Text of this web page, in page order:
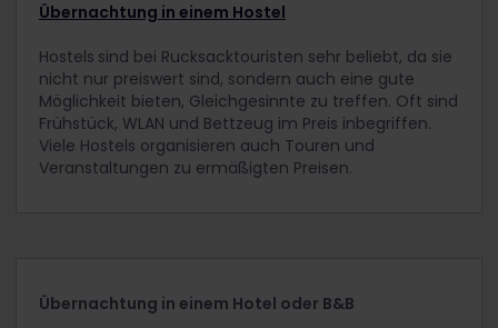
Übernachtung in einem Hostel
Hostels sind bei Rucksacktouristen sehr beliebt, da sie
nicht nur preiswert sind, sondern auch eine gute
Möglichkeit bieten, Gleichgesinnte zu treffen. Oft sind
Frühstück, WLAN und Bettzeug im Preis inbegriffen.
Viele Hostels organisieren auch Touren und
Veranstaltungen zu ermäßigten Preisen.
Übernachtung in einem Hotel oder B&B